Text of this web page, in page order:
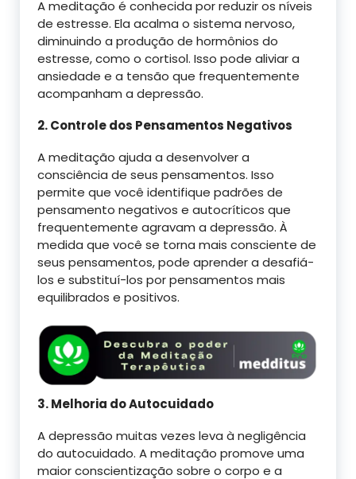
A meditação é conhecida por reduzir os níveis
de estresse. Ela acalma o sistema nervoso,
diminuindo a produção de hormônios do
estresse, como o cortisol. Isso pode aliviar a
ansiedade e a tensão que frequentemente
acompanham a depressão.
2. Controle dos Pensamentos Negativos
A meditação ajuda a desenvolver a
consciência de seus pensamentos. Isso
permite que você identifique padrões de
pensamento negativos e autocríticos que
frequentemente agravam a depressão. À
medida que você se torna mais consciente de
seus pensamentos, pode aprender a desafiá-
los e substituí-los por pensamentos mais
equilibrados e positivos.
3. Melhoria do Autocuidado
A depressão muitas vezes leva à negligência
do autocuidado. A meditação promove uma
maior conscientização sobre o corpo e a